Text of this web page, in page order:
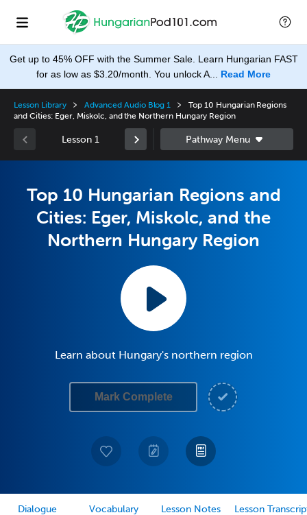
Get up to 45% OFF with the Summer Sale. Learn Hungarian FAST
for as low as $3.20/month. You unlock A... Read More
Lesson Library Advanced Audio Blog 1
Top 10 Hungarian Regions
and Cities: Eger, Miskolc, and the Northern Hungary Region
Lesson 1
Top 10 Hungarian Regions and
Cities: Eger, Miskolc, and the
Northern Hungary Region
Learn about Hungary's northern region
Mark Complete
Dialogue Vocabulary Lesson Notes Lesson